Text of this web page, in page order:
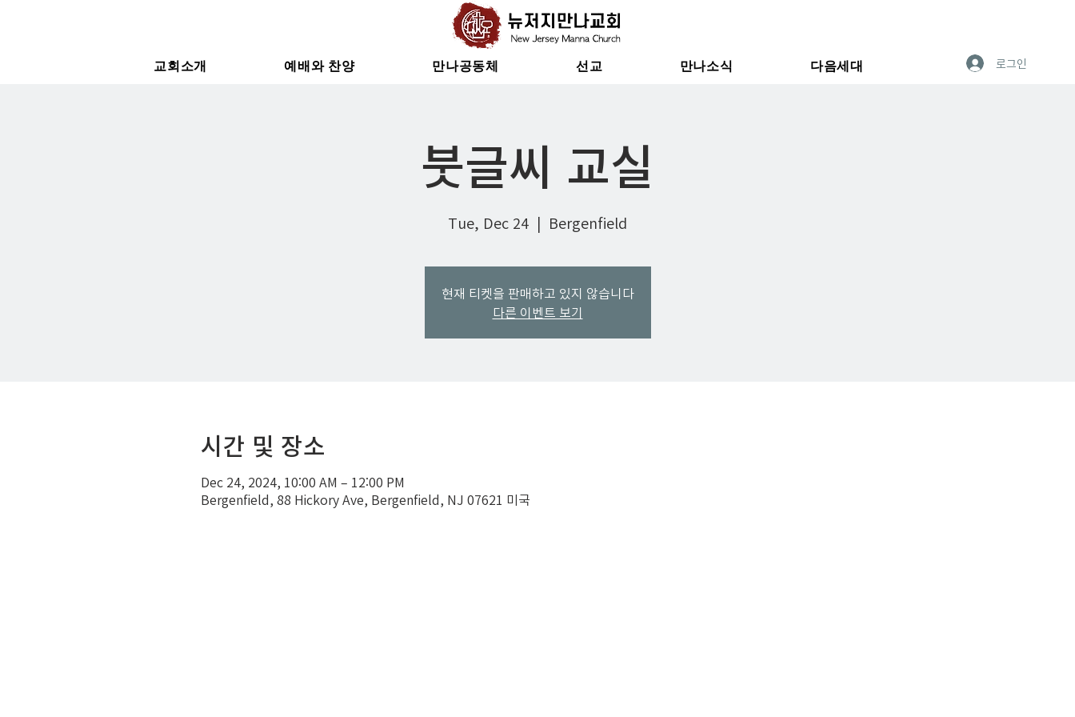
교회소개 예배와 찬양 만나공동체 선교 만나소식 다음세대 로그인
붓글씨 교실
Tue, Dec 24
  |
Bergenfield
현재 티켓을 판매하고 있지 않습니다
다른 이벤트 보기
시간 및 장소
Dec 24, 2024, 10:00 AM – 12:00 PM
Bergenfield, 88 Hickory Ave, Bergenfield, NJ 07621 미국